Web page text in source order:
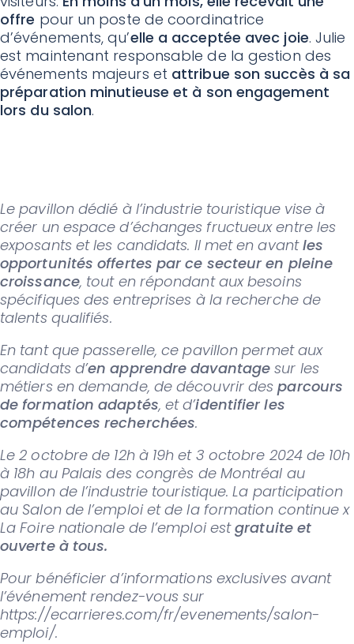
offre pour un poste de coordinatrice
d’événements, qu’elle a acceptée avec joie. Julie
est maintenant responsable de la gestion des
événements majeurs et attribue son succès à sa
préparation minutieuse et à son engagement
lors du salon.
Le pavillon dédié à l’industrie touristique vise à
créer un espace d’échanges fructueux entre les
exposants et les candidats. Il met en avantles
opportunités offertes par ce secteur en pleine
croissance, tout en répondant aux besoins
spécifiques des entreprises à la recherche de
talents qualifiés.
En tant que passerelle, ce pavillon permet aux
candidats d’en apprendre davantage sur les
métiers en demande, de découvrir desparcours
de formation adaptés, et d’identifier les
compétences recherchées.
Le 2 octobre de 12h à 19h et 3 octobre 2024 de 10h
à 18h au Palais des congrès de Montréal au
pavillon de l’industrie touristique. La participation
au Salon de l’emploi et de la formation continue x
La Foire nationale de l’emploi estgratuite et
ouverte à tous.
Pour bénéficier d’informations exclusives avant
l’événement rendez-vous sur
https://ecarrieres.com/fr/evenements/salon-
emploi/.